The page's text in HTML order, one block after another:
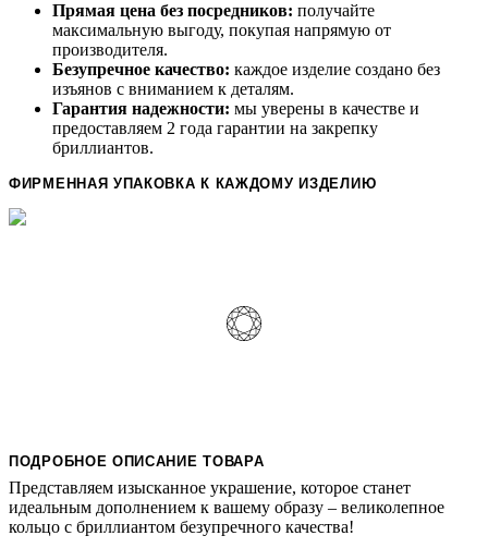
Прямая цена без посредников: получайте
максимальную выгоду, покупая напрямую от
производителя.
Безупречное качество: каждое изделие создано без
изъянов с вниманием к деталям.
Гарантия надежности: мы уверены в качестве и
предоставляем 2 года гарантии на закрепку
бриллиантов.
ФИРМЕННАЯ УПАКОВКА К КАЖДОМУ ИЗДЕЛИЮ
ПОДРОБНОЕ ОПИСАНИЕ ТОВАРА
Представляем изысканное украшение, которое станет
идеальным дополнением к вашему образу – великолепное
кольцо с бриллиантом безупречного качества!